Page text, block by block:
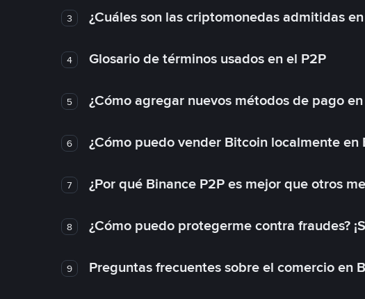
3 ¿Cuáles son las criptomonedas admitidas
4 Glosario de términos usados en el P2P
5 ¿Cómo agregar nuevos métodos de pago
6 ¿Cómo puedo vender Bitcoin localmente en
7 ¿Por qué Binance P2P es mejor que otros
8 ¿Cómo puedo protegerme contra fraudes?
9 Preguntas frecuentes sobre el comercio en